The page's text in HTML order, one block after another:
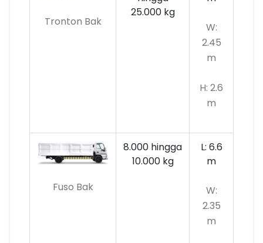
Tronton Bak
25.000 kg
W:
2.45
m
H: 2.6
m
Fuso Bak
8.000 hingga
10.000kg
L: 6.6
m
W:
2.35
m